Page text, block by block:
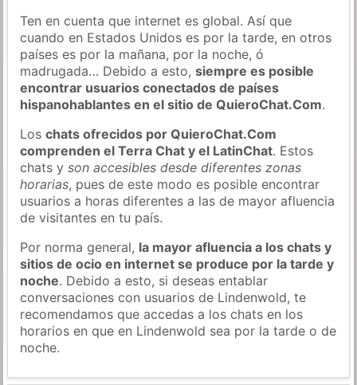
Ten en cuenta que internet es global. Así que
cuando en Estados Unidos es por la tarde, en otros
países es por la mañana, por la noche, ó
madrugada… Debido a esto,siempre es posible
encontrar usuarios conectados de países
hispanohablantes en el sitio de QuieroChat.Com.
Loschats ofrecidos por QuieroChat.Com
comprenden el Terra Chat y el LatinChat. Estos
chats yson accesibles desde diferentes zonas
horarias, pues de este modo es posible encontrar
usuarios a horas diferentes a las de mayor afluencia
de visitantes en tu país.
Por norma general, la mayor afluencia a los chats y
sitios de ocio en internet se produce por la tarde y
noche. Debido a esto, si deseas entablar
conversaciones con usuarios de Lindenwold, te
recomendamos que accedas a los chats en los
horarios en que en Lindenwold sea por la tarde o de
noche.